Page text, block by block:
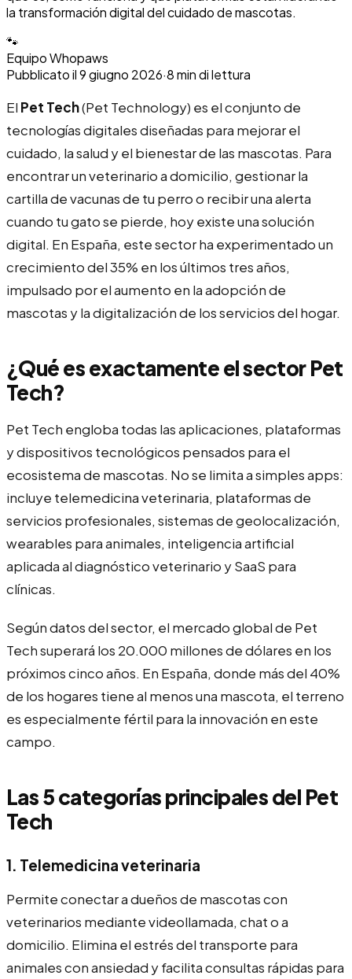
la transformación digital del cuidado de mascotas.
🐾
Equipo Whopaws
Pubblicato il9 giugno 2026·8min di lettura
El Pet Tech(Pet Technology) es el conjunto de
tecnologías digitales diseñadas para mejorar el
cuidado, la salud y el bienestar de las mascotas. Para
encontrar un veterinario a domicilio, gestionar la
cartilla de vacunas de tu perro o recibir una alerta
cuando tu gato se pierde, hoy existe una solución
digital. En España, este sector ha experimentado un
crecimiento del 35% en los últimos tres años,
impulsado por el aumento en la adopción de
mascotas y la digitalización de los servicios del hogar.
¿Qué es exactamente el sector Pet
Tech?
Pet Tech engloba todas las aplicaciones, plataformas
y dispositivos tecnológicos pensados para el
ecosistema de mascotas. No se limita a simples apps:
incluye telemedicina veterinaria, plataformas de
servicios profesionales, sistemas de geolocalización,
wearables para animales, inteligencia artificial
aplicada al diagnóstico veterinario y SaaS para
clínicas.
Según datos del sector, el mercado global de Pet
Tech superará los 20.000 millones de dólares en los
próximos cinco años. En España, donde más del 40%
de los hogares tiene al menos una mascota, el terreno
es especialmente fértil para la innovación en este
campo.
Las 5 categorías principales del Pet
Tech
1. Telemedicina veterinaria
Permite conectar a dueños de mascotas con
veterinarios mediante videollamada, chat o a
domicilio. Elimina el estrés del transporte para
animales con ansiedad y facilita consultas rápidas para